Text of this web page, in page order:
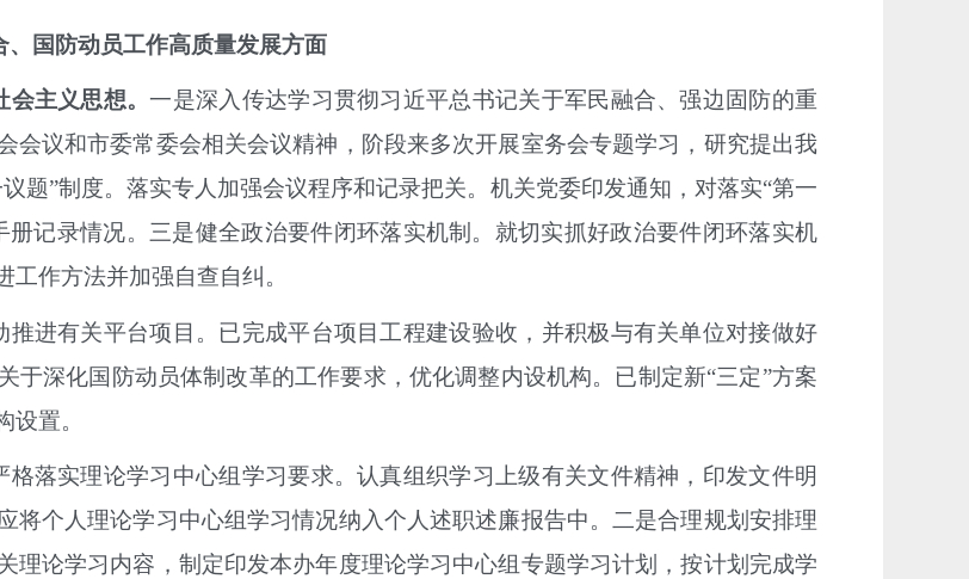
国防动员工作高质量发展方面
主义思想。 一是深入传达学习贯彻习近平总书记关于军民融合、强边固防的重
会议和市委常委会相关会议精神，阶段来多次开展室务会专题学习，研究提出我
议题”制度。落实专人加强会议程序和记录把关。机关党委印发通知，对落实“第一
记录情况。三是健全政治要件闭环落实机制。就切实抓好政治要件闭环落实机
作方法并加强自查自纠。
推进有关平台项目。已完成平台项目工程建设验收，并积极与有关单位对接做好
于深化国防动员体制改革的工作要求，优化调整内设机构。已制定新“三定”方案
设置。
格落实理论学习中心组 学习要求。认真组织学习上级有关文件精神，印发文件明
将个人理论学习中心组学习情况纳入个人述职述廉报告中。二是合理规划安排理
理论学习内容，制定印发本办年度理论学习中心组专题学习计划，按计划完成学